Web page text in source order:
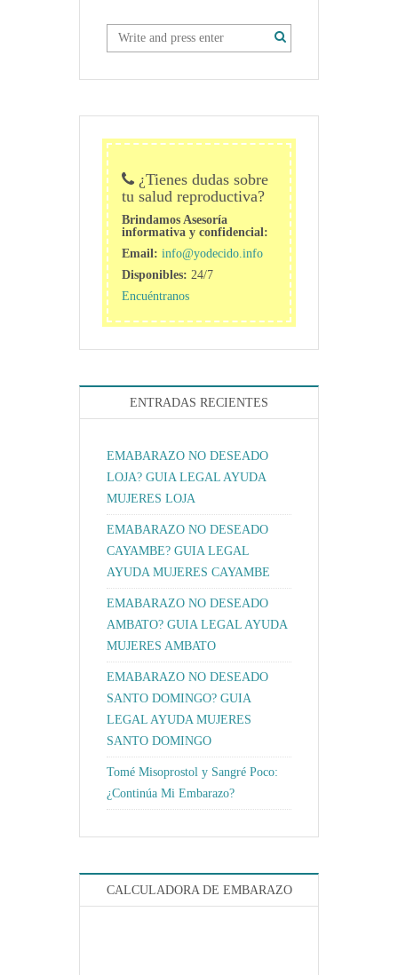
¿Tienes dudas sobre
tu salud reproductiva?
Brindamos Asesoría
informativa y confidencial:
Email: info@yodecido.info
Disponibles: 24/7
Encuéntranos
ENTRADAS RECIENTES
EMABARAZO NO DESEADO
LOJA? GUIA LEGAL AYUDA
MUJERES LOJA
EMABARAZO NO DESEADO
CAYAMBE? GUIA LEGAL
AYUDA MUJERES CAYAMBE
EMABARAZO NO DESEADO
AMBATO? GUIA LEGAL AYUDA
MUJERES AMBATO
EMABARAZO NO DESEADO
SANTO DOMINGO? GUIA
LEGAL AYUDA MUJERES
SANTO DOMINGO
Tomé Misoprostol y Sangré Poco:
¿Continúa Mi Embarazo?
CALCULADORA DE EMBARAZO